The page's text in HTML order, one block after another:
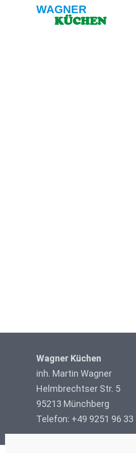
WAGNER
KÜCHEN
Wagner Küchen
inh. Martin Wagner
Helmbrechtser Str. 5
95213 Münchberg
Telefon: +49 9251 96 33